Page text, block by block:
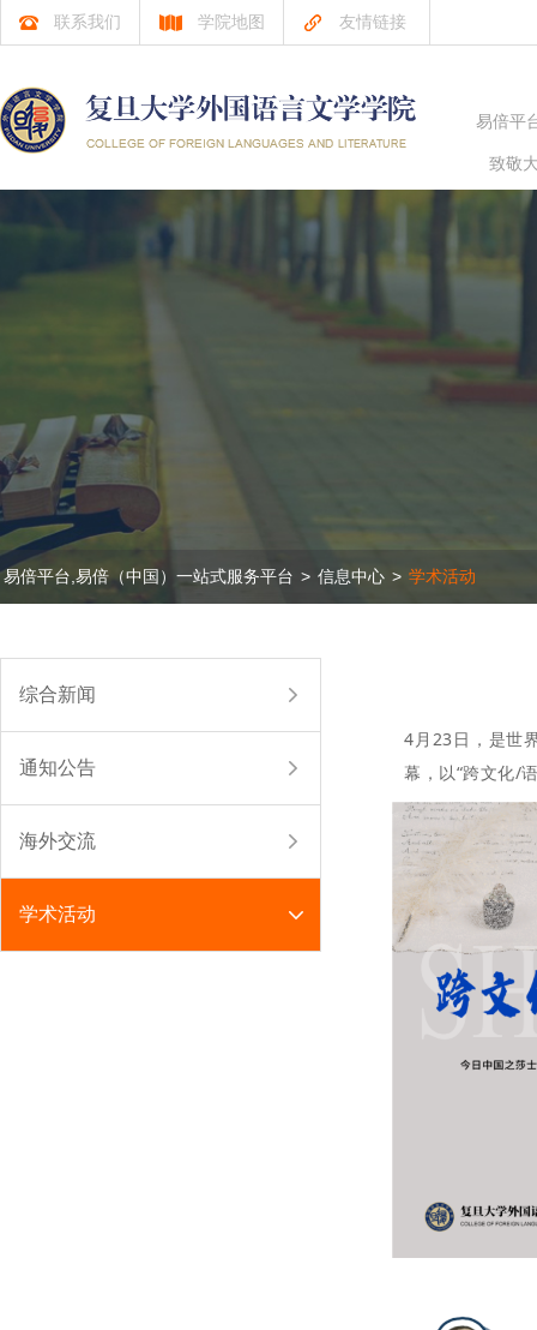
联系我们 学院地图 友情链接
易倍平
致敬
易倍平台,易倍（中国）一站式服务平台 > 信息中心 > 学术活动
综合新闻
通知公告
海外交流
学术活动
4月23日，是世
幕，以“跨文化/